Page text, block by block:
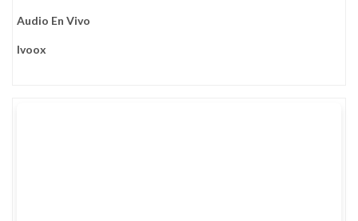
Audio En Vivo
Ivoox